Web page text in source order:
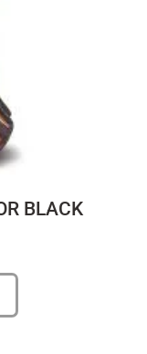
BLACK